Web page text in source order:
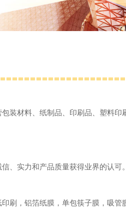
装材料、纸制品、印刷品、塑料
、实力和产品质量获得业界的认可
刷，铝箔纸膜，单包筷子膜，吸